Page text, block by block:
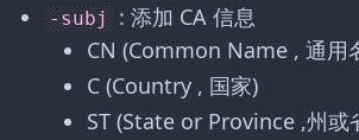
-subj : 添加 CA 信息
CN (Common Name , 通用
C (Country , 国家)
ST (State or Province ,州或